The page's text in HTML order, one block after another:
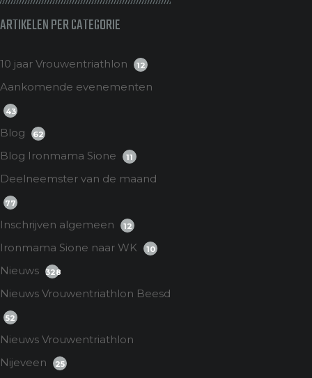
ARTIKELEN PER CATEGORIE
10 jaar Vrouwentriathlon 12
Aankomende evenementen
43
Blog 62
Blog Ironmama Sione 11
Deelneemster van de maand
77
Inschrijven algemeen 12
Ironmama Sione naar WK 10
Nieuws 328
Nieuws Vrouwentriathlon Beesd
52
Nieuws Vrouwentriathlon
Nijeveen
25